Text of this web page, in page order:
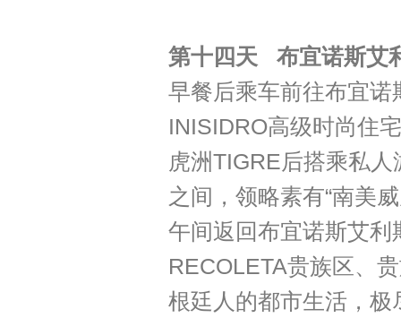
第十四天 布宜诺斯艾
早餐后乘车前往布宜
INISIDRO高级时尚住
虎洲TIGRE后搭乘私
之间，领略素有“南美
午间返回布宜诺斯艾
RECOLETA贵族区、
根廷人的都市生活，